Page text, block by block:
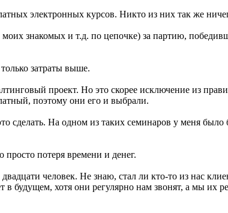
электронных курсов. Никто из них так же
знакомых и т.д. по цепочке) за партию,
затраты выше.
проект. Но это скорее исключение из
поэтому они его и выбрали.
На одном из таких семинаров у меня было
просто потеря времени и денег.
человек. Не знаю, стал ли кто-то из нас
будущем, хотя они регулярно нам звонят, а мы их